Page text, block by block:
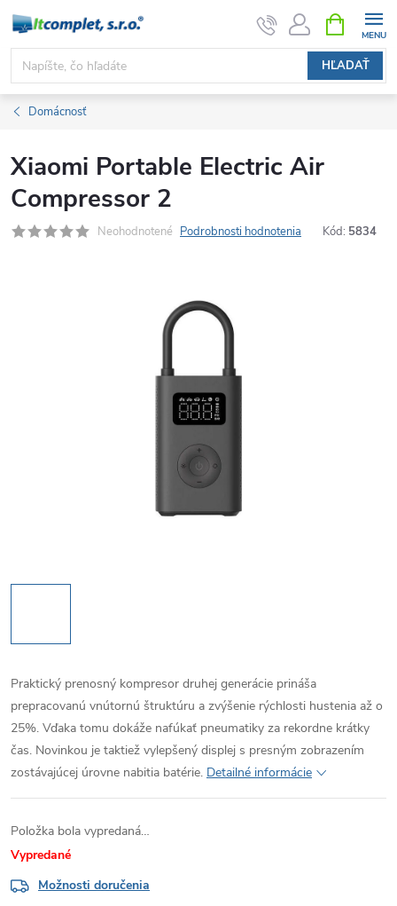
Prejsť
obsah
HĽADAŤ
KOŠÍK
Domácnosť
Xiaomi Portable Electric Air
Compressor 2
Neohodnotené Podrobnosti hodnotenia Kód: 5834
Praktický prenosný kompresor druhej generácie prináša
prepracovanú vnútornú štruktúru a zvýšenie rýchlosti hustenia až o
25%. Vďaka tomu dokáže nafúkať pneumatiky za rekordne krátky
čas. Novinkou je taktiež vylepšený displej s presným zobrazením
zostávajúcej úrovne nabitia batérie. Detailné informácie
Položka bola vypredaná…
Vypredané
Možnosti doručenia